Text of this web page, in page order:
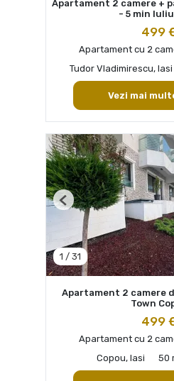
Apartament 2 camere +
- 5 min
499
Apartament cu 2
Tudor Vladimirescu, Iasi
Vezi mai
1 / 31
Previous
Apartament 2 camere
Town
499
Apartament cu 2
Copou, Iasi
50